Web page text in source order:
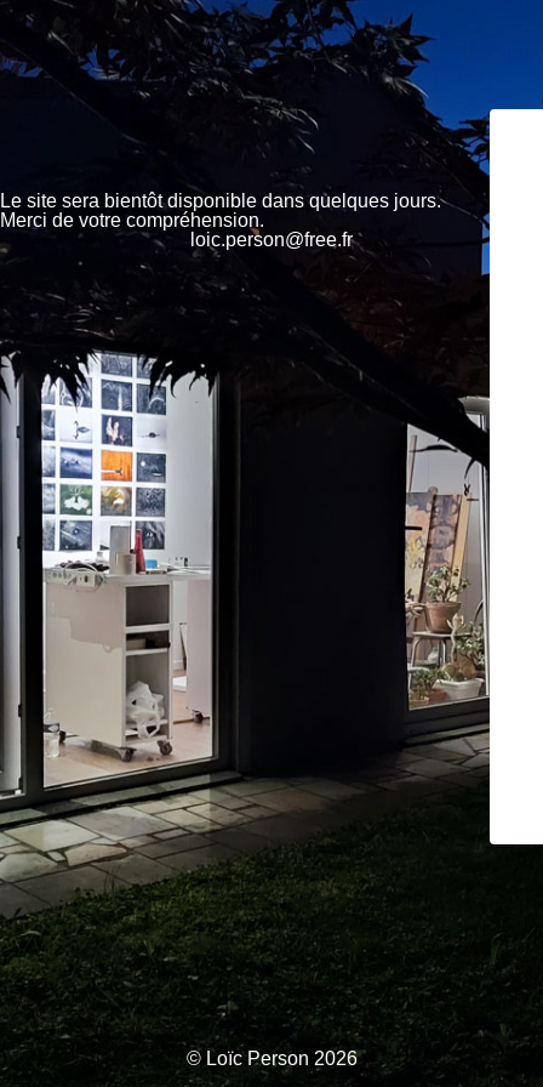
Le site sera bientôt disponible dans quelques jours.
Merci de votre compréhension.
loic.person@free.fr
© Loïc Person 2026